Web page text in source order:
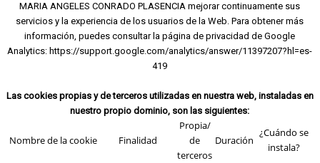
MARIA ANGELES CONRADO PLASENCIA mejorar continuamente sus
servicios y la experiencia de los usuarios de la Web. Para obtener más
información, puedes consultar la página de privacidad de Google
Analytics: https://support.google.com/analytics/answer/11397207?hl=es-
419
Las cookies propias y de terceros utilizadas en nuestra web, instaladas en
nuestro propio dominio, son las siguientes:
Nombre de la cookie Finalidad
Propia/
de
terceros
Duración
¿Cuándo se
instala?